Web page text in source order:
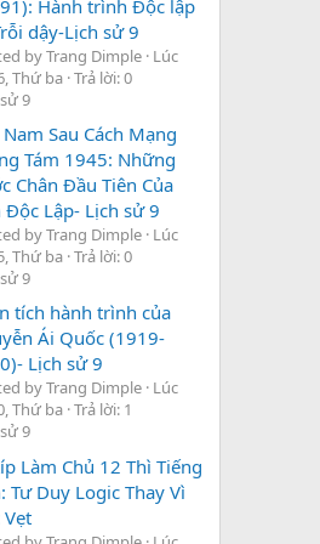
Hành trình Độc lập
dậy-Lịch sử 9
by Trang Dimple Lúc
Thứ ba Trả lời: 0
9
Sau Cách Mạng
Tám 1945: Những
Chân Đầu Tiên Của
Độc Lập- Lịch sử 9
by Trang Dimple Lúc
Thứ ba Trả lời: 0
9
tích hành trình của
Ái Quốc (1919-
Lịch sử 9
by Trang Dimple Lúc
Thứ ba Trả lời: 1
9
Làm Chủ 12 Thì Tiếng
Tư Duy Logic Thay Vì
Vẹt